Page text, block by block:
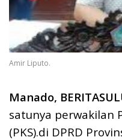
Amir Liputo.
Manado,
satunya perwakilan
(PKS).di DPRD